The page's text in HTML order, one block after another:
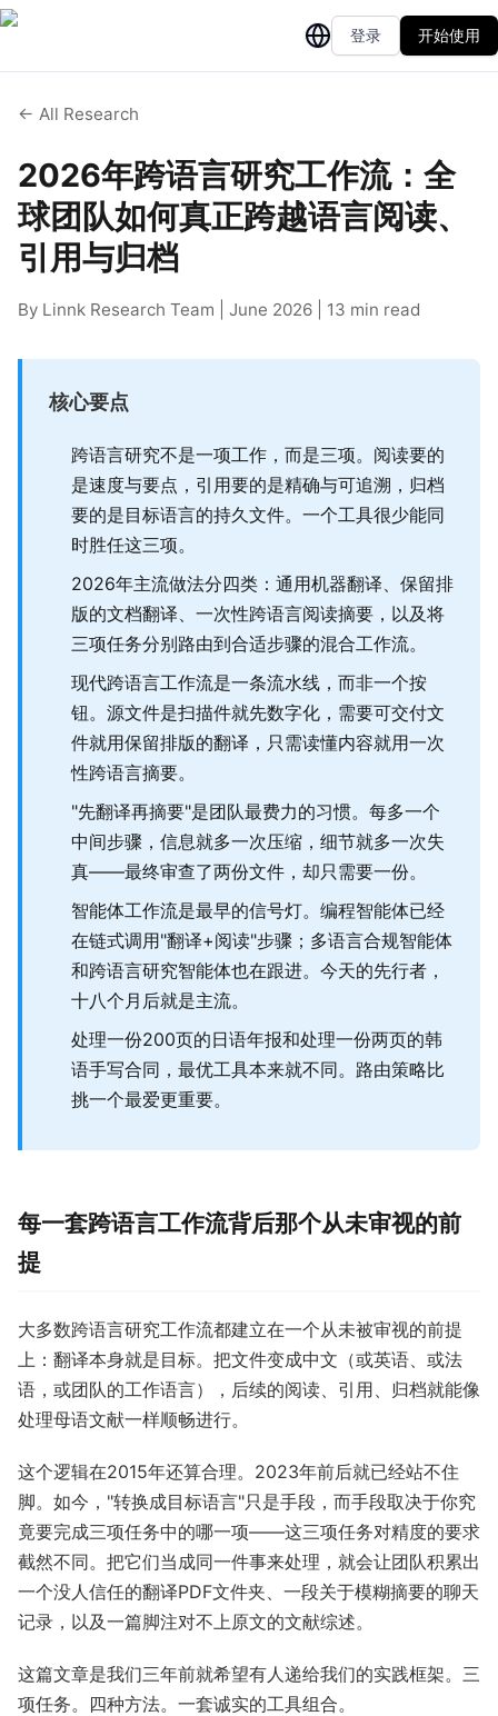
登录 开始使用
← All Research
2026年跨语言研究工作流：全
球团队如何真正跨越语言阅读、
引用与归档
By Linnk Research Team | June 2026 | 13 min read
核心要点
跨语言研究不是一项工作，而是三项。阅读要的
是速度与要点，引用要的是精确与可追溯，归档
要的是目标语言的持久文件。一个工具很少能同
时胜任这三项。
2026年主流做法分四类：通用机器翻译、保留排
版的文档翻译、一次性跨语言阅读摘要，以及将
三项任务分别路由到合适步骤的混合工作流。
现代跨语言工作流是一条流水线，而非一个按
钮。源文件是扫描件就先数字化，需要可交付文
件就用保留排版的翻译，只需读懂内容就用一次
性跨语言摘要。
"先翻译再摘要"是团队最费力的习惯。每多一个
中间步骤，信息就多一次压缩，细节就多一次失
真——最终审查了两份文件，却只需要一份。
智能体工作流是最早的信号灯。编程智能体已经
在链式调用"翻译+阅读"步骤；多语言合规智能体
和跨语言研究智能体也在跟进。今天的先行者，
十八个月后就是主流。
处理一份200页的日语年报和处理一份两页的韩
语手写合同，最优工具本来就不同。路由策略比
挑一个最爱更重要。
每一套跨语言工作流背后那个从未审视的前
提
大多数跨语言研究工作流都建立在一个从未被审视的前提
上：翻译本身就是目标。把文件变成中文（或英语、或法
语，或团队的工作语言），后续的阅读、引用、归档就能像
处理母语文献一样顺畅进行。
这个逻辑在2015年还算合理。2023年前后就已经站不住
脚。如今，"转换成目标语言"只是手段，而手段取决于你究
竟要完成三项任务中的哪一项——这三项任务对精度的要求
截然不同。把它们当成同一件事来处理，就会让团队积累出
一个没人信任的翻译PDF文件夹、一段关于模糊摘要的聊天
记录，以及一篇脚注对不上原文的文献综述。
这篇文章是我们三年前就希望有人递给我们的实践框架。三
项任务。四种方法。一套诚实的工具组合。